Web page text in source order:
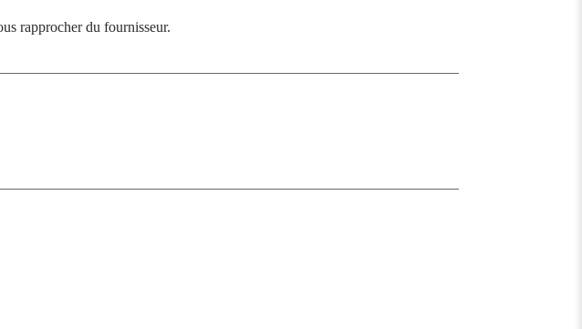
rapprocher du fournisseur.